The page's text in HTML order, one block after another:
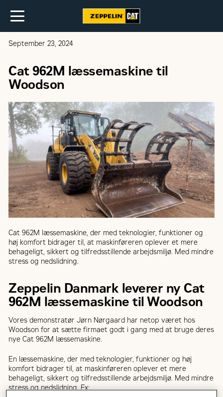
September 23, 2024
Cat 962M læssemaskine til
Woodson
Cat 962M læssemaskine, der med teknologier, funktioner og
høj komfort bidrager til, at maskinføreren oplever et mere
behageligt, sikkert og tilfredsstillende arbejdsmiljø. Med mindre
stress og nedslidning.
Zeppelin Danmark leverer ny Cat
962M læssemaskine til Woodson
Vores demonstratør Jørn Nørgaard har netop været hos
Woodson for at sætte firmaet godt i gang med at bruge deres
nye Cat 962M læssemaskine.
En læssemaskine, der med teknologier, funktioner og høj
komfort bidrager til, at maskinføreren oplever et mere
behageligt, sikkert og tilfredsstillende arbejdsmiljø. Med mindre
stress og nedslidning. Fx: